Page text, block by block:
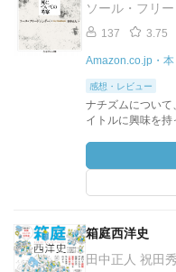
ソール・フリ
137 3.75
Amazon.co.jp・本
感想・レビュー
ナチズムについて
イトルに興味を
箱庭西洋史
田中正人 祝田